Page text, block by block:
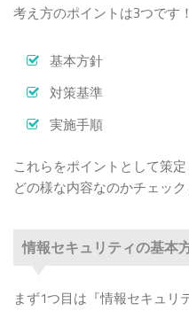
考え方のポイントは3つです！
基本方針
対策基準
実施手順
これらをポイントとして策定
どの様な内容なのかチェッ
情報セキュリティの基本
まず1つ目は『情報セキュリ